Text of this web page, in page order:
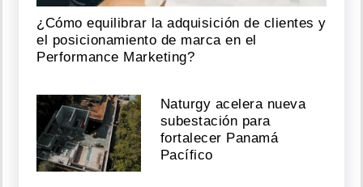
¿Cómo equilibrar la adquisición de clientes y
el posicionamiento de marca en el
Performance Marketing?
Naturgy acelera nueva
subestación para
fortalecer Panamá
Pacífico